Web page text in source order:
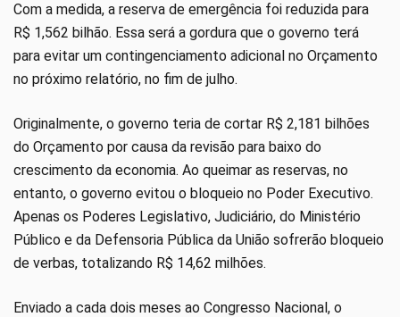
Com a medida, a reserva de emergência foi reduzida para
R$ 1,562 bilhão. Essa será a gordura que o governo terá
para evitar um contingenciamento adicional no Orçamento
no próximo relatório, no fim de julho.
Originalmente, o governo teria de cortar R$ 2,181 bilhões
do Orçamento por causa da revisão para baixo do
crescimento da economia. Ao queimar as reservas, no
entanto, o governo evitou o bloqueio no Poder Executivo.
Apenas os Poderes Legislativo, Judiciário, do Ministério
Público e da Defensoria Pública da União sofrerão bloqueio
de verbas, totalizando R$ 14,62 milhões.
Enviado a cada dois meses ao Congresso Nacional, o